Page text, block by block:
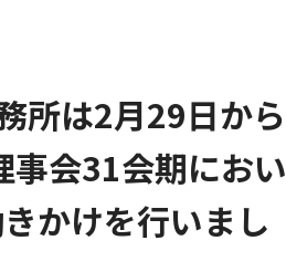
所は2月29日から
会31会期におい
かけを行いまし